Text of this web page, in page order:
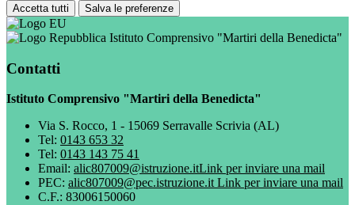
Accetta tutti Salva le preferenze
Istituto Comprensivo "Martiri della Benedicta"
Contatti
Istituto Comprensivo "Martiri della Benedicta"
Via S. Rocco, 1 - 15069 Serravalle Scrivia (AL)
Tel: 0143 653 32
Tel: 0143 143 75 41
Email: alic807009@istruzione.itLink per inviare una mail
PEC: alic807009@pec.istruzione.it Link per inviare una mail
C.F.: 83006150060